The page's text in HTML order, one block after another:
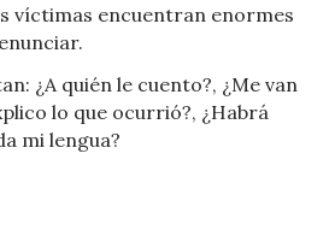
víctimas encuentran enormes
¿A quién le cuento?, ¿Me van
lo que ocurrió?, ¿Habrá
mi lengua?